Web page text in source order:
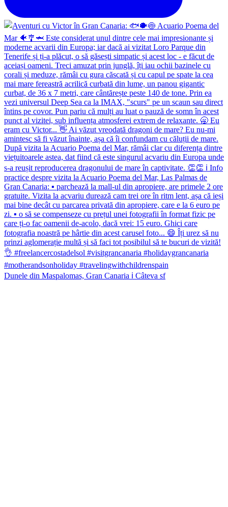
Dunele din Maspalomas, Gran Canaria ℹ️ Câteva sf